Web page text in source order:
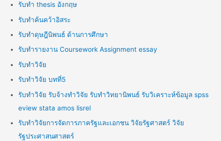
รับทำ thesis อังกฤษ
รับทำค้นคว้าอิสระ
รับทำดุษฎีนิพนธ์ ด้านการศึกษา
รับทำรายงาน Coursework Assignment essay
รับทำวิจัย
รับทำวิจัย บทที่5
รับทำวิจัย รับจ้างทำวิจัย รับทำวิทยานิพนธ์ รับวิเคราะห์ข้อมูล spss
eview stata amos lisrel
รับทำวิจัยการจัดการภาครัฐและเอกชน วิจัยรัฐศาสตร์ วิจัย
รัฐประศาสนศาสตร์